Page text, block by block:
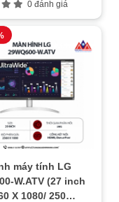
0 đánh giá
máy tính LG
W.ATV (27 inch
X 1080/ 250